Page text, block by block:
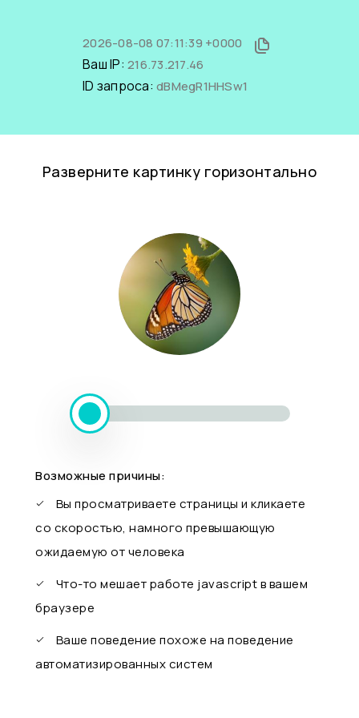
2026-08-08 07:11:39 +0000
Ваш IP: 216.73.217.46
ID запроса: dBMegR1HHSw1
Разверните картинку горизонтально
Возможные причины:
Вы просматриваете страницы и кликаете
со скоростью, намного превышающую
ожидаемую от человека
Что-то мешает работе javascript в вашем
браузере
Ваше поведение похоже на поведение
автоматизированных систем